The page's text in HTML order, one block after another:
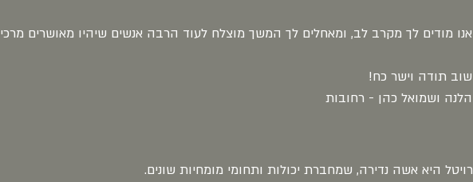
אנו מודים לך מקרב לב, ומאחלים לך המשך מוצלח לעוד הרבה אנשים שיהיו מאושרים
שוב תודה וישר כח!
הלנה ושמואל כהן - רחובות
רויטל היא אשה נדירה, שמחברת יכולות ותחומי מומחיות שונים.